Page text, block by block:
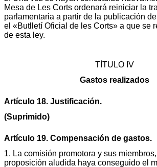
Mesa de Les Corts ordenará reiniciar la
parlamentaria a partir de la publicación
el «Butlletí Oficial de les Corts» a que se
de esta ley.
TÍTULO IV
Gastos realizados
Artículo 18. Justificación.
(Suprimido)
Artículo 19. Compensación de gastos.
1. La comisión promotora y sus
proposición aludida haya conseguido el